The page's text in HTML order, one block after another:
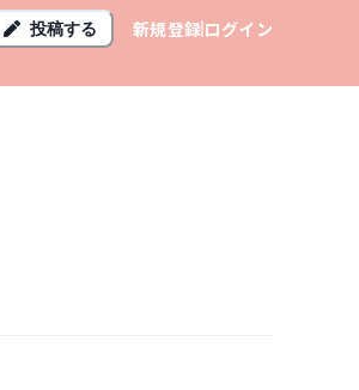
投稿する 新規登録ログイン